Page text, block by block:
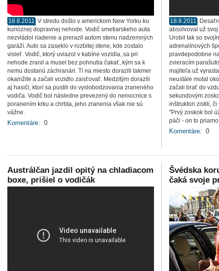
18.8.2011 V stredu došlo v americkom New Yorku ku
kurióznej dopravnej nehode. Vodič smetiarskeho auta
nezvládol riadenie a prerazil autom stenu nadzemných
garáží. Auto sa zaseklo v rozbitej stene, kde zostalo
visieť. Vodič, ktorý uviazol v kabíne vozidla, sa pri
nehode zranil a musel bez pohnutia čakať, kým sa k
nemu dostanú záchranári. Tí na miesto dorazili takmer
okamžite a začali vozidlo zaisťovať. Medzitým dorazili
aj hasiči, ktorí sa pustili do vyslobodzovania zraneného
vodiča. Vodič bol následne prevezený do nemocnice s
poranením krku a chrbta, jeho zranenia však nie sú
vážne.
Komentáre: 0
18.8.2011
absolvoval už
Urobil tak so
adrenalínových
pravdepodobne
zvieracím
majiteľa už
neustále motal
začali brať do
sekundovým
inštruktori zistili, či
"Prvý zoskok bol
páči - on to
Komentáre: 0
Austrálčan jazdil opitý na chladiacom
boxe, prišiel o vodičák
Švédska
čaká svoje